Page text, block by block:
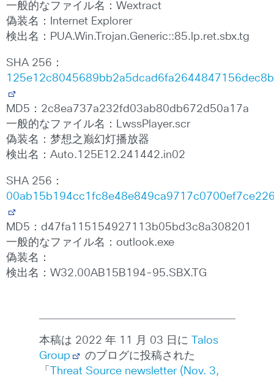
一般的なファイル名：Wextract
偽装名：Internet Explorer
検出名：PUA.Win.Trojan.Generic::85.lp.ret.sbx.tg
SHA 256：
MD5：2c8ea737a232fd03ab80db672d50a17a
一般的なファイル名：LwssPlayer.scr
偽装名：梦想之巅幻灯播放器
検出名：Auto.125E12.241442.in02
SHA 256：
MD5：d47fa115154927113b05bd3c8a308201
一般的なファイル名：outlook.exe
偽装名：
検出名：W32.00AB15B194-95.SBX.TG
本稿は 2022 年 11 月 03 日に
Talos
Group
のブログに投稿された
「
Threat Source newsletter (Nov. 3,